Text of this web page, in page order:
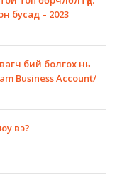
бусад – 2023
бий болгох нь
Business Account/
вэ?